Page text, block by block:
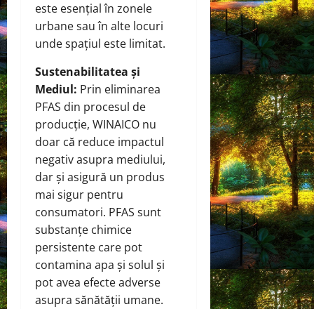
este esențial în zonele
urbane sau în alte locuri
unde spațiul este limitat.
Sustenabilitatea și
Mediul: Prin eliminarea
PFAS din procesul de
producție, WINAICO nu
doar că reduce impactul
negativ asupra mediului,
dar și asigură un produs
mai sigur pentru
consumatori. PFAS sunt
substanțe chimice
persistente care pot
contamina apa și solul și
pot avea efecte adverse
asupra sănătății umane.